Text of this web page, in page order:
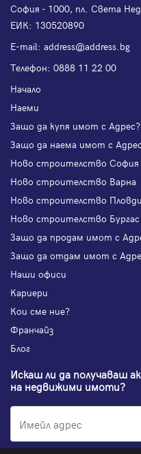
София - 1000, пл. Света
ЕИК: 130520890
Е-mail: address@address.bg
Телефон: 0888 11 22 00
Начало
Наеми
Защо да купя имот с Адрес?
Защо да наема имот с
Ново строителство София
Ново строителство Варна
Ново строителство
Ново строителство Бургас
Защо да продам имот с
Защо да отдам имот с
Наши офиси
Кариери
Кои сме ние?
Франчайз
Блог
Искаш ли да получаваш
на недвижими имоти?